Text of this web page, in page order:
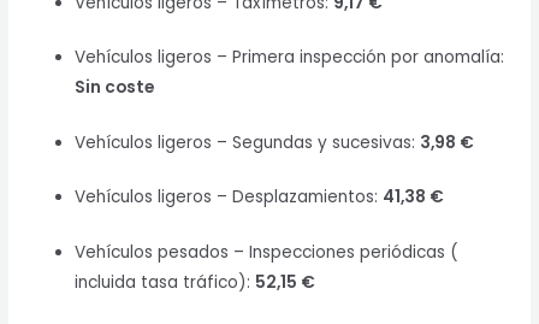
Vehículos ligeros – Primera inspección por anomalía:
Sin coste
Vehículos ligeros – Segundas y sucesivas: 3,98 €
Vehículos ligeros – Desplazamientos: 41,38 €
Vehículos pesados – Inspecciones periódicas (
incluida tasa tráfico): 52,15 €